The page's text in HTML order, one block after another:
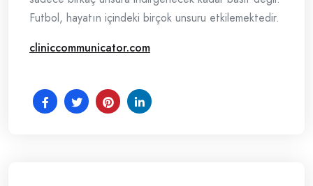
Futbol, hayatın içindeki birçok unsuru etkilemektedir.
cliniccommunicator.com